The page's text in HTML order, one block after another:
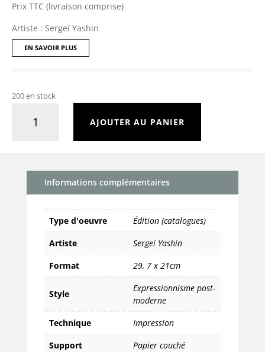
Prix TTC (livraison comprise)
Artiste : Sergeï Yashin
EN SAVOIR PLUS
200 en stock
AJOUTER AU PANIER
Informations complémentaires
Type d'oeuvre
Édition (catalogues)
Artiste
Sergeï Yashin
Format
29, 7 x 21cm
Style
Expressionnisme post-
moderne
Technique
Impression
Support
Papier couché